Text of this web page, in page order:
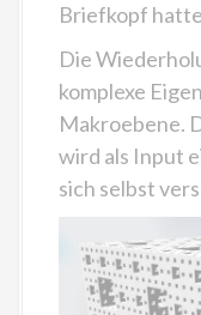
Briefkopf
Die
komplexe
Makroebene.
wird als Input
sich selbst